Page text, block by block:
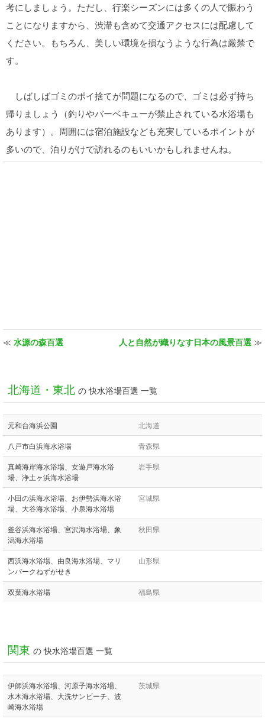
考にしましょう。ただし、行楽シーズンには多くの人で賑わう
ことになりますから、渋滞も含めて交通アクセスには配慮して
ください。もちろん、美しい環境を損なうような行為は厳禁で
す。
しばしばゴミのポイ捨てが問題になるので、ゴミは必ず持ち
帰りましょう（釣りやバーベキューが禁止されている水浴場も
あります）。周囲には宿泊施設なども充実しているポイントが
多いので、泊りがけで訪れるのもいいかもしれませんね。
≪ 水源の森百選 人と自然が織りなす日本の風景百選 ≫
北海道・東北 の 快水浴場百選 一覧
元和台海浜公園 北海道
八戸市白浜海水浴場 青森県
真崎海岸海水浴場、女遊戸海水浴
場、浄土ヶ浜海水浴場
岩手県
小田の浜海水浴場、お伊勢浜海水浴
場、大谷海水浴場、小泉海水浴場
宮城県
釜谷浜海水浴場、宮沢海水浴場、象
潟海水浴場
秋田県
西浜海水浴場、由良海水浴場、マリ
ンパークねずがせき
山形県
双葉海水浴場 福島県
関東 の 快水浴場百選 一覧
伊師浜海水浴場、河原子海水浴場、
水木海水浴場、大洗サンビーチ、波
崎海水浴場
茨城県